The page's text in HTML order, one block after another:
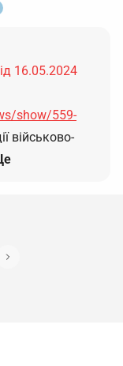
16.05.2024
show/559-
військово-